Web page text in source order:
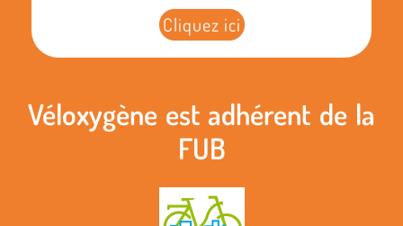
Cliquez ici
Véloxygène est adhérent de la
FUB